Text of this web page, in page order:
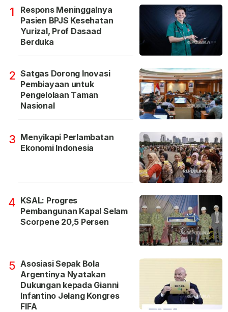
1
Respons Meninggalnya
Pasien BPJS Kesehatan
Yurizal, Prof Dasaad
Berduka
2 Satgas Dorong Inovasi
Pembiayaan untuk
Pengelolaan Taman
Nasional
3 Menyikapi Perlambatan
Ekonomi Indonesia
4 KSAL: Progres
Pembangunan Kapal Selam
Scorpene 20,5 Persen
5 Asosiasi Sepak Bola
Argentinya Nyatakan
Dukungan kepada Gianni
Infantino Jelang Kongres
FIFA